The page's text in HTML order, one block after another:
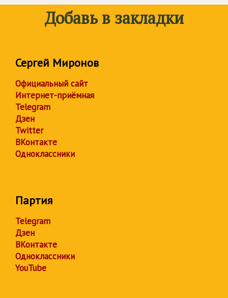
Добавь в закладки
Сергей Миронов
Официальный сайт
Интернет-приёмная
Telegram
Дзен
Twitter
ВКонтакте
Одноклассники
Партия
Telegram
Дзен
ВКонтакте
Одноклассники
YouTube